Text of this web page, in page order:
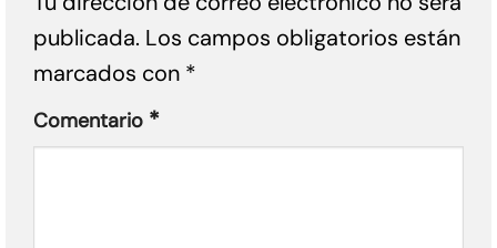
publicada. Los campos obligatorios están
marcados con *
Comentario *